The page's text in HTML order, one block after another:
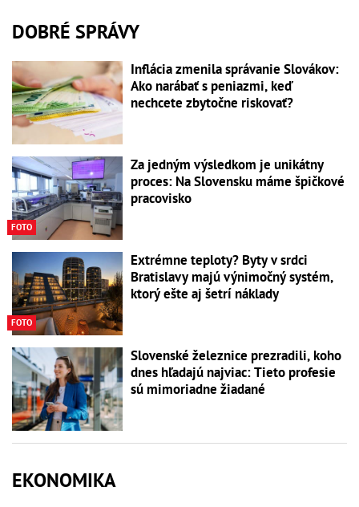
DOBRÉ SPRÁVY
Inflácia zmenila správanie Slovákov:
Ako narábať s peniazmi, keď
nechcete zbytočne riskovať?
FOTO
Za jedným výsledkom je unikátny
proces: Na Slovensku máme špičkové
pracovisko
FOTO
Extrémne teploty? Byty v srdci
Bratislavy majú výnimočný systém,
ktorý ešte aj šetrí náklady
Slovenské železnice prezradili, koho
dnes hľadajú najviac: Tieto profesie
sú mimoriadne žiadané
EKONOMIKA